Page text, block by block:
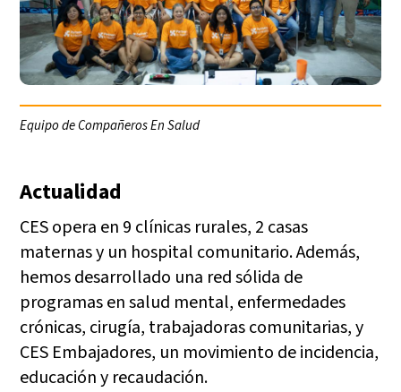
Equipo de Compañeros En Salud
Actualidad
CES opera en 9 clínicas rurales, 2 casas
maternas y un hospital comunitario. Además,
hemos desarrollado una red sólida de
programas en salud mental, enfermedades
crónicas, cirugía, trabajadoras comunitarias, y
CES Embajadores, un movimiento de incidencia,
educación y recaudación.